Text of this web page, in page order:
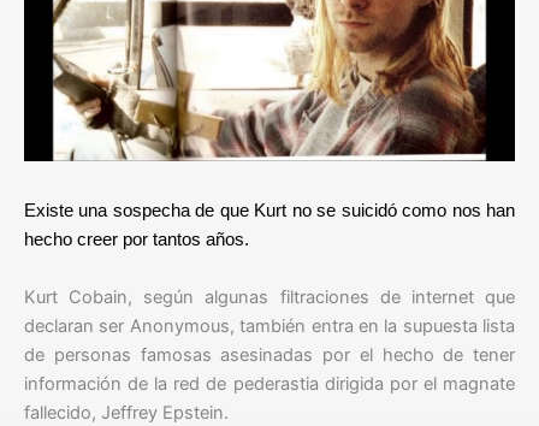
Existe una sospecha de que Kurt no se suicidó como nos han
hecho creer por tantos años.
Kurt Cobain, según algunas filtraciones de internet que
declaran ser Anonymous, también entra en la supuesta lista
de personas famosas asesinadas por el hecho de tener
información de la red de pederastia dirigida por el magnate
fallecido, Jeffrey Epstein.